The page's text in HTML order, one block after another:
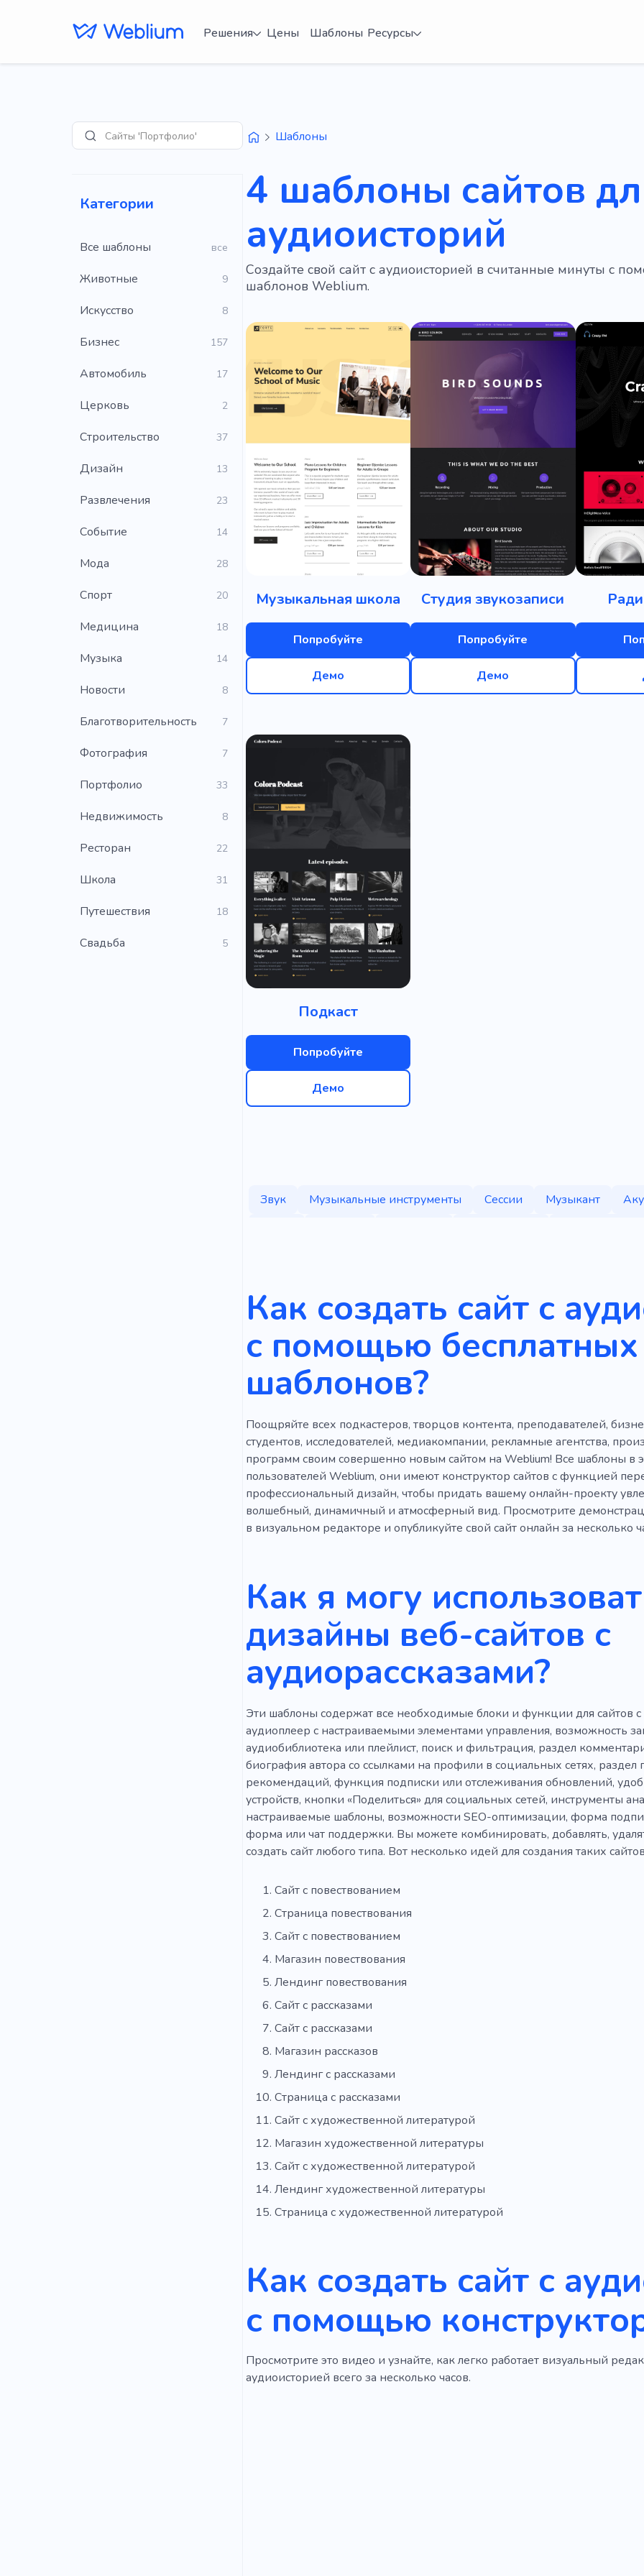
Решения Цены Шаблоны Ресурсы
ПоискСайты 'Портфолио'
Категории
Все шаблоны все
Животные 9
Искусство 8
Бизнес 157
Автомобиль 17
Церковь 2
Строительство 37
Дизайн 13
Развлечения 23
Событие 14
Мода 28
Cпорт 20
Медицина 18
Музыка 14
Новости 8
Благотворительность 7
Фотография 7
Портфолио 33
Недвижимость 8
Ресторан 22
Школа 31
Путешествия 18
Свадьба 5
Шаблоны
4 шаблоны сайтов
аудиоисторий
Создайте свой сайт с аудиоисторией в считанные минуты с
шаблонов Weblium.
Музыкальная школа
Попробуйте
Демо
Студия звукозаписи
Попробуйте
Демо
Подкаст
Попробуйте
Демо
Звук Музыкальные инструменты Сессии Музыкант
Передатчик
Слушатель Аудио Исполнитель
Документальный
Эффект Разнос Сигналы TikTok
Как создать сайт с
с помощью бесплатных
шаблонов?
Поощряйте всех подкастеров, творцов контента, преподавателей,
студентов, исследователей, медиакомпании, рекламные агентства,
программ своим совершенно новым сайтом на Weblium! Все шаблоны в
пользователей Weblium, они имеют конструктор сайтов с функцией
профессиональный дизайн, чтобы придать вашему онлайн-проекту
волшебный, динамичный и атмосферный вид. Просмотрите
в визуальном редакторе и опубликуйте свой сайт онлайн за несколько
Как я могу
дизайны веб-сайтов с
аудиорассказами?
Эти шаблоны содержат все необходимые блоки и функции для сайтов
аудиоплеер с настраиваемыми элементами управления, возможность
аудиобиблиотека или плейлист, поиск и фильтрация, раздел
биография автора со ссылками на профили в социальных сетях,
рекомендаций, функция подписки или отслеживания обновлений,
устройств, кнопки «Поделиться» для социальных сетей, инструменты
настраиваемые шаблоны, возможности SEO-оптимизации, форма
форма или чат поддержки. Вы можете комбинировать, добавлять,
создать сайт любого типа. Вот несколько идей для создания таких
Сайт с повествованием
Страница повествования
Сайт с повествованием
Магазин повествования
Лендинг повествования
Сайт с рассказами
Сайт с рассказами
Магазин рассказов
Лендинг с рассказами
Страница с рассказами
Сайт с художественной литературой
Магазин художественной литературы
Сайт с художественной литературой
Лендинг художественной литературы
Страница с художественной литературой
Как создать сайт с
с помощью
Просмотрите это видео и узнайте, как легко работает визуальный
аудиоисторией всего за несколько часов.